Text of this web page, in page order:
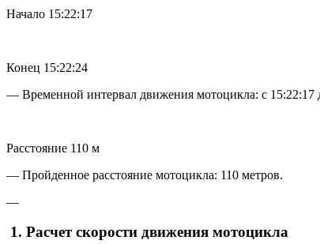
Начало 15:22:17
Конец 15:22:24
— Временной интервал движения мотоцикла: с 15:22:17
Расстояние 110 м
— Пройденное расстояние мотоцикла: 110 метров.
—
1. Расчет скорости движения мотоцикла